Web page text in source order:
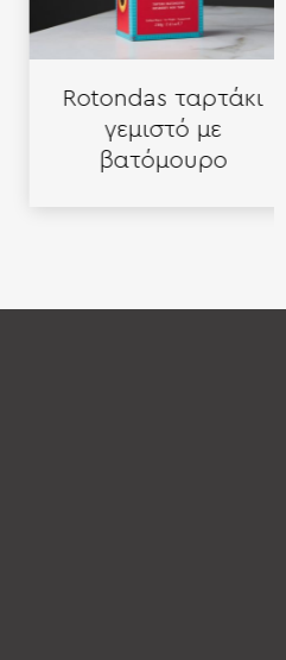
Rotondas ταρτάκι
γεμιστό με
βατόμουρο